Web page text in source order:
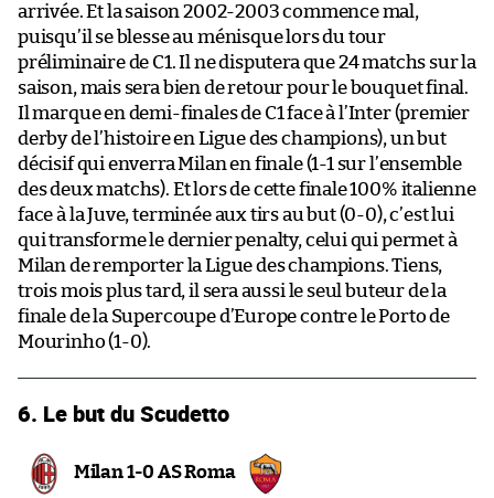
arrivée. Et la saison 2002-2003 commence mal,
puisqu’il se blesse au ménisque lors du tour
préliminaire de C1. Il ne disputera que 24 matchs sur la
saison, mais sera bien de retour pour le bouquet final.
Il marque en demi-finales de C1 face à l’Inter (premier
derby de l’histoire en Ligue des champions), un but
décisif qui enverra Milan en finale (1-1 sur l’ensemble
des deux matchs). Et lors de cette finale 100% italienne
face à la Juve, terminée aux tirs au but (0-0), c’est lui
qui transforme le dernier penalty, celui qui permet à
Milan de remporter la Ligue des champions. Tiens,
trois mois plus tard, il sera aussi le seul buteur de la
finale de la Supercoupe d’Europe contre le Porto de
Mourinho (1-0).
6. Le but du Scudetto
Milan 1-0 AS Roma